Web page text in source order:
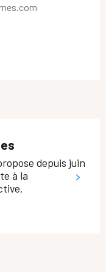
depuis juin
à la